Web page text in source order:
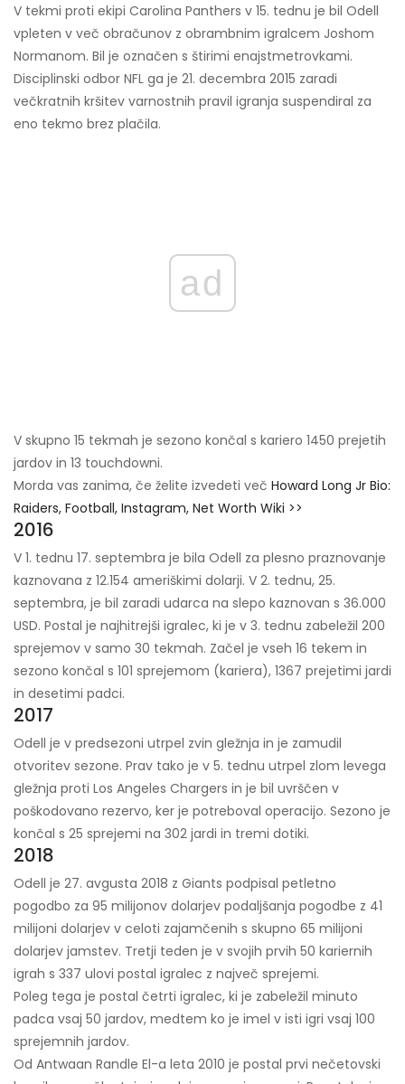
V tekmi proti ekipi Carolina Panthers v 15. tednu je bil Odell
vpleten v več obračunov z obrambnim igralcem Joshom
Normanom. Bil je označen s štirimi enajstmetrovkami.
Disciplinski odbor NFL ga je 21. decembra 2015 zaradi
večkratnih kršitev varnostnih pravil igranja suspendiral za
eno tekmo brez plačila.
ad
V skupno 15 tekmah je sezono končal s kariero 1450 prejetih
jardov in 13 touchdowni.
Morda vas zanima, če želite izvedeti več Howard Long Jr Bio:
Raiders, Football, Instagram, Net Worth Wiki >>
2016
V 1. tednu 17. septembra je bila Odell za plesno praznovanje
kaznovana z 12.154 ameriškimi dolarji. V 2. tednu, 25.
septembra, je bil zaradi udarca na slepo kaznovan s 36.000
USD. Postal je najhitrejši igralec, ki je v 3. tednu zabeležil 200
sprejemov v samo 30 tekmah. Začel je vseh 16 tekem in
sezono končal s 101 sprejemom (kariera), 1367 prejetimi jardi
in desetimi padci.
2017
Odell je v predsezoni utrpel zvin gležnja in je zamudil
otvoritev sezone. Prav tako je v 5. tednu utrpel zlom levega
gležnja proti Los Angeles Chargers in je bil uvrščen v
poškodovano rezervo, ker je potreboval operacijo. Sezono je
končal s 25 sprejemi na 302 jardi in tremi dotiki.
2018
Odell je 27. avgusta 2018 z Giants podpisal petletno
pogodbo za 95 milijonov dolarjev podaljšanja pogodbe z 41
milijoni dolarjev v celoti zajamčenih s skupno 65 milijoni
dolarjev jamstev. Tretji teden je v svojih prvih 50 kariernih
igrah s 337 ulovi postal igralec z največ sprejemi.
Poleg tega je postal četrti igralec, ki je zabeležil minuto
padca vsaj 50 jardov, medtem ko je imel v isti igri vsaj 100
sprejemnih jardov.
Od Antwaan Randle El-a leta 2010 je postal prvi nečetovski